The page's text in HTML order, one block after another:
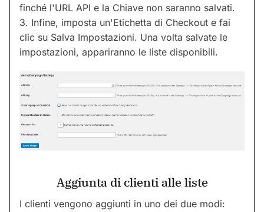
finché l'URL API e la Chiave non saranno salvati.
3. Infine, imposta un'Etichetta di Checkout e fai
clic su Salva Impostazioni. Una volta salvate le
impostazioni, appariranno le liste disponibili.
Aggiunta di clienti alle liste
I clienti vengono aggiunti in uno dei due modi: